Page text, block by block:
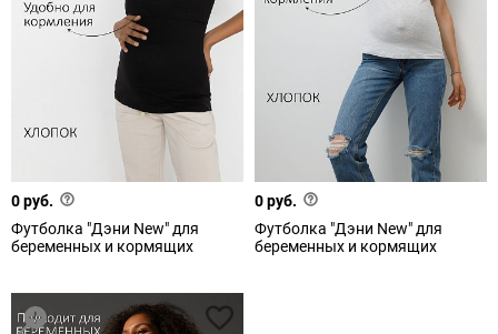
0 руб.
Футболка "Дэни New" для
беременных и кормящих
0 руб.
Футболка "Дэни New" для
беременных и кормящих